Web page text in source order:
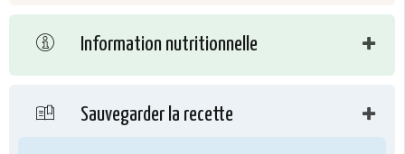
Information nutritionnelle
Sauvegarder la recette